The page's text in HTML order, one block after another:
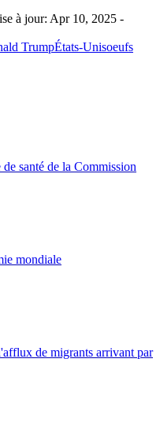
à jour: Apr 10, 2025 -
TrumpÉtats-Unisoeufs
santé de la Commission
mondiale
de migrants arrivant par